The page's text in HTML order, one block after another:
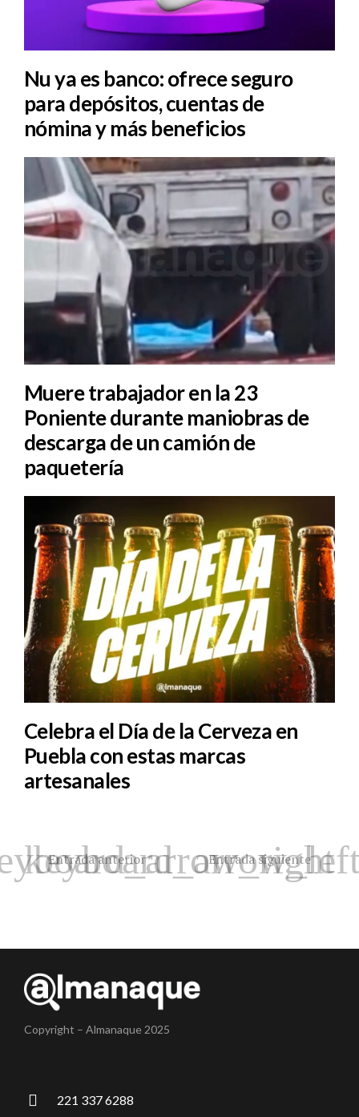
Nu ya es banco: ofrece seguro
para depósitos, cuentas de
nómina y más beneficios
Muere trabajador en la 23
Poniente durante maniobras de
descarga de un camión de
paquetería
Celebra el Día de la Cerveza en
Puebla con estas marcas
artesanales
Entrada anterior Entrada siguiente
Copyright – Almanaque 2025
221 337 6288